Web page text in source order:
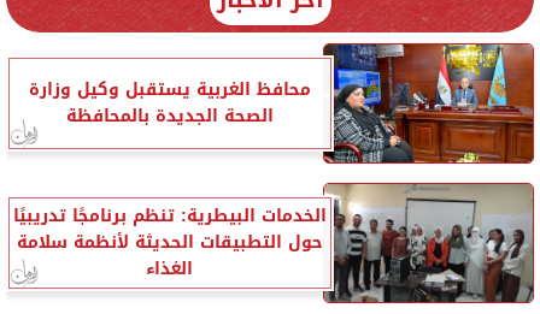
محافظ الغربية يستقبل وكيل وزارة
الصحة الجديدة بالمحافظة
الخدمات البيطرية: تنظم برنامجًا تدريبيًا
حول التطبيقات الحديثة لأنظمة سلامة
الغذاء